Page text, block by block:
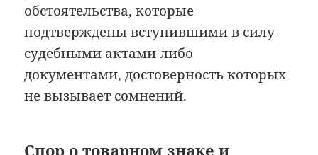
обстоятельства, которые
подтверждены вступившими в силу
судебными актами либо
документами, достоверность которых
не вызывает сомнений.
Спор о товарном знаке и